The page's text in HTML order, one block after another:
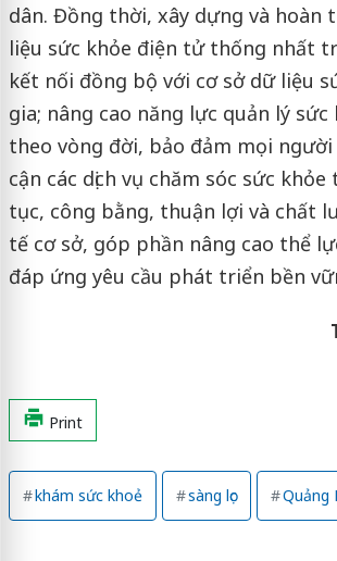
dân. Đồng thời, xây dựng và hoàn
liệu sức khỏe điện tử thống nhất
kết nối đồng bộ với cơ sở dữ liệu
gia; nâng cao năng lực quản lý
theo vòng đời, bảo đảm mọi
cận các dịch vụ chăm sóc sức
tục, công bằng, thuận lợi và chất
tế cơ sở, góp phần nâng cao thể
đáp ứng yêu cầu phát triển bền
Print
khám sức khoẻ sàng lọc Quảng